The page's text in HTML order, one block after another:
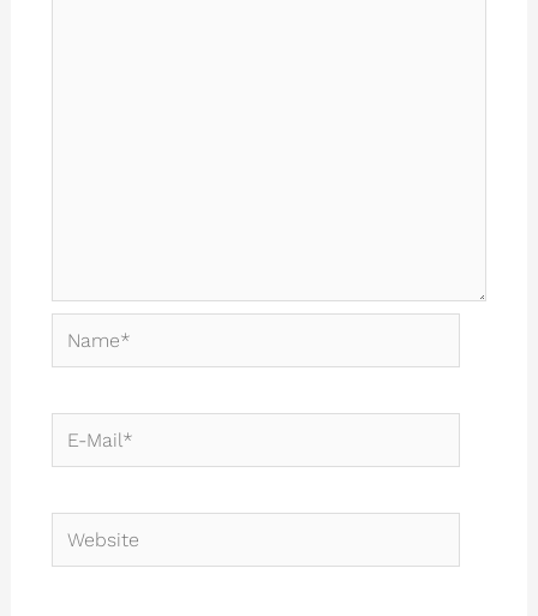
Name*
E-
Mail*
Website